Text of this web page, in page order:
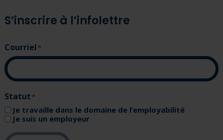
S’inscrire à l’infolettre
Courriel (Nécessaire)
Statut (Nécessaire)
Je travaille dans le domaine de l’employabilité
Je suis un employeur